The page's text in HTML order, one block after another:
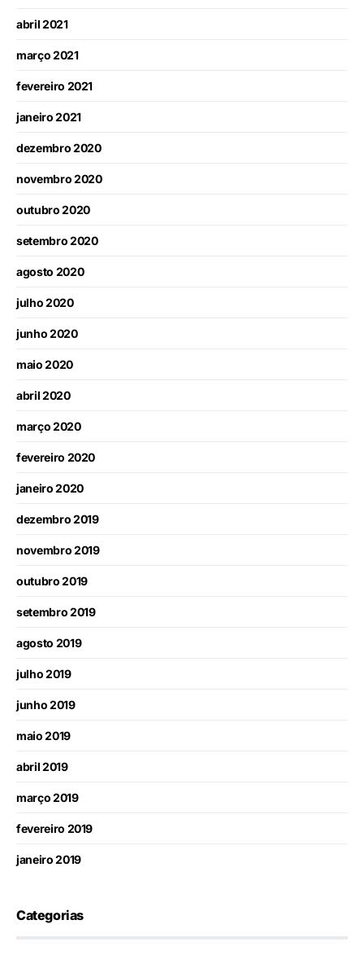
abril 2021
março 2021
fevereiro 2021
janeiro 2021
dezembro 2020
novembro 2020
outubro 2020
setembro 2020
agosto 2020
julho 2020
junho 2020
maio 2020
abril 2020
março 2020
fevereiro 2020
janeiro 2020
dezembro 2019
novembro 2019
outubro 2019
setembro 2019
agosto 2019
julho 2019
junho 2019
maio 2019
abril 2019
março 2019
fevereiro 2019
janeiro 2019
Categorias